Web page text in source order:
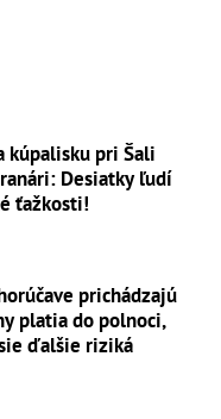
kúpalisku pri Šali
Desiatky ľudí
ťažkosti!
prichádzajú
platia do polnoci,
ďalšie riziká